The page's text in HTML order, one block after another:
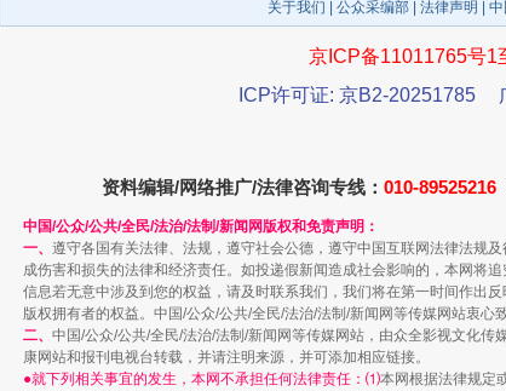
“蜀中异人”王建安的艺术幻境
关于我们 公众采编部 法律声明 |
京ICP备11011765号1
ICP许可证: 京B2-20251785
资料编辑/网络推广/法律咨询专线： 010-89525216
中国/公众/公共/全民/法治/法制/新闻网版权和免责声明：
一、 遵守各国有关法律、法规，遵守社会公德，遵守中国互联网法律法规
成伤害和损失的法律和经济责任。如投递假新闻造成社会影响的，本网将
信息若无意中涉及到您的权益，请及时联系我们，我们将在第一时间作出
版权拥有者的权益。中国/公众/公共/全民/法治/法制/新闻网等传媒网站衷心
二、 中国/公众/公共/全民/法治/法制/新闻网等传媒网站，由众全影视文化
康网站和报刊电视台转载，并请注明来源，并可添加相应链接。
●就下列相关事宜的发生，本网不承担任何法律责任：⑴本网根据法律规定